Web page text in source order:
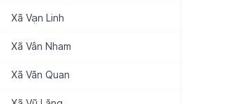
Xã Vạn Linh
Xã Vân Nham
Xã Văn Quan